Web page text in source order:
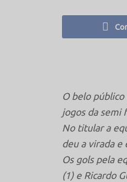
O belo
jogos da semi
No titular a
deu a virada e
Os gols pela
(1) e Ricardo